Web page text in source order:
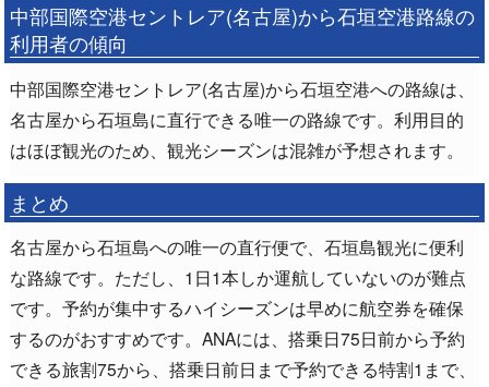
中部国際空港セントレア(名古屋)から石垣空港路線の
利用者の傾向
中部国際空港セントレア(名古屋)から石垣空港への路線は、
名古屋から石垣島に直行できる唯一の路線です。利用目的
はほぼ観光のため、観光シーズンは混雑が予想されます。
まとめ
名古屋から石垣島への唯一の直行便で、石垣島観光に便利
な路線です。ただし、1日1本しか運航していないのが難点
です。予約が集中するハイシーズンは早めに航空券を確保
するのがおすすめです。ANAには、搭乗日75日前から予約
できる旅割75から、搭乗日前日まで予約できる特割1まで、